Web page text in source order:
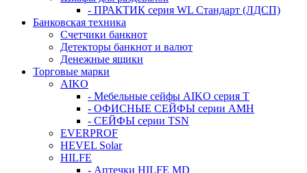
- ПРАКТИК серия WL Стандарт (ЛДСП)
Банковская техника
Счетчики банкнот
Детекторы банкнот и валют
Денежные ящики
Торговые марки
AIKO
- Мебельные сейфы AIKO серия Т
- ОФИСНЫЕ СЕЙФЫ серии AMH
- СЕЙФЫ серии TSN
EVERPROF
HEVEL Solar
HILFE
- Аптечки HILFE MD